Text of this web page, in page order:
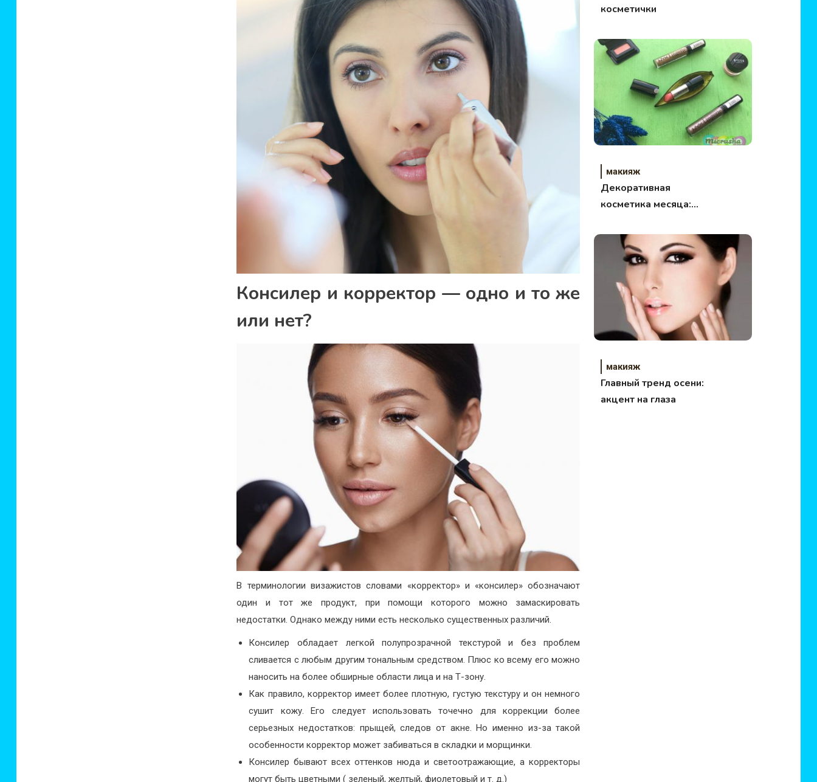
Консилер и корректор — одно и то же
или нет?
В терминологии визажистов словами «корректор» и «консилер» обозначают
один и тот же продукт, при помощи которого можно замаскировать
недостатки. Однако между ними есть несколько существенных различий.
Консилер обладает легкой полупрозрачной текстурой и без проблем
сливается с любым другим тональным средством. Плюс ко всему его можно
наносить на более обширные области лица и на Т-зону.
Как правило, корректор имеет более плотную, густую текстуру и он немного
сушит кожу. Его следует использовать точечно для коррекции более
серьезных недостатков: прыщей, следов от акне. Но именно из-за такой
особенности корректор может забиваться в складки и морщинки.
Консилер бывают всех оттенков нюда и светоотражающие, а корректоры
могут быть цветными ( зеленый, желтый, фиолетовый и т. д.)
косметички
макияж
Декоративная
косметика месяца:
быстрого макияжа
макияж
Главный тренд осени:
акцент на глаза